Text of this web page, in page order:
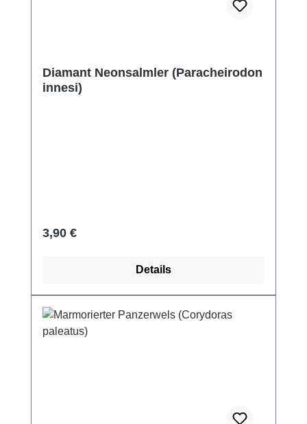
Diamant Neonsalmler (Paracheirodon
innesi)
Regulärer Preis:
3,90 €
Details